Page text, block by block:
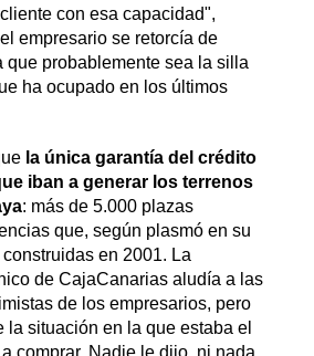
con esa capacidad",
empresario se retorcía de
que probablemente sea la silla
ha ocupado en los últimos
la única garantía del crédito
iban a generar los terrenos
: más de 5.000 plazas
que, según plasmó en su
en 2001. La
de CajaCanarias aludía a las
de los empresarios, pero
la situación en la que estaba el
comprar. Nadie le dijo, ni nada